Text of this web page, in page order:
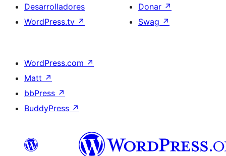
Desarrolladores
WordPress.tv ↗
Donar ↗
Swag ↗
WordPress.com ↗
Matt ↗
bbPress ↗
BuddyPress ↗